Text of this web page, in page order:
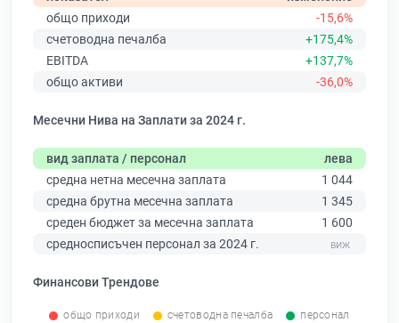
общо приходи
-15,6%
счетоводна печалба
+175,4%
EBITDA
+137,7%
общо активи
-36,0%
Месечни Нива на Заплати за 2024 г.
вид заплата / персонал
лева
средна нетна месечна заплата
1 044
средна брутна месечна заплата
1 345
среден бюджет за месечна заплата
1 600
средносписъчен персонал за 2024 г.
Финансови Трендове
общо приходи счетоводна печалба персонал